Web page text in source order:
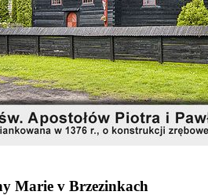
Marie v Brzezinkach